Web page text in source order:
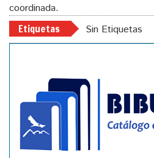
coordinada.
Etiquetas Sin Etiquetas